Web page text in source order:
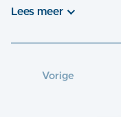
Lees meer
Vorige